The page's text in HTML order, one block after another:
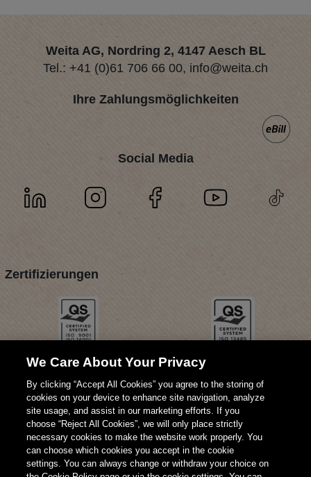
Weita AG, Nordring 2, 4147 Aesch BL
Tel.: +41 (0)61 706 66 00, info@weita.ch
Ihre Zahlungsmöglichkeiten
Social Media
Zertifizierungen
We Care About Your Privacy
By clicking “Accept All Cookies” you agree to the storing of
cookies on your device to enhance site navigation, analyze
site usage, and assist in our marketing efforts. If you
choose “Reject All Cookies”, we will only place strictly
necessary cookies to make the website work properly. You
can choose which cookies you accept in the cookie
settings. You can always change or withdraw your choice on